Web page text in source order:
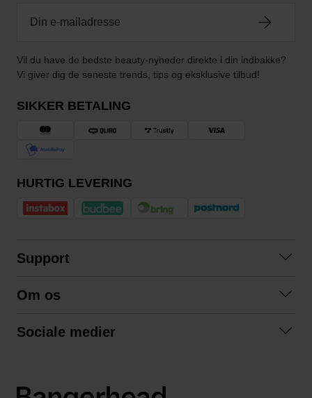
Vil du have de bedste beauty-nyheder direkte i din indbakke?
Vi giver dig de seneste trends, tips og eksklusive tilbud!
SIKKER BETALING
HURTIG LEVERING
Support
Betingelser
Om os
Sociale medier